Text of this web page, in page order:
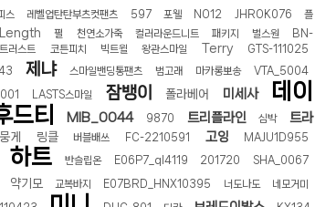
스 레벨업탄탄부츠컷팬츠 597 포웰 NO12 JHROK076
플
Length 펄 천연소가죽 컬러라운드니트 패키지 벌스원
BN-
트러스트 코튼피치 빅트윌 왕관스마일 Terry GTS-111025
제냐 스마일밴딩통팬츠 범고래 마카롱뽀송 VTA_5004
LASTS스마일 잠뱅이 폴라베어 미세사
데이
드티 MIB_0044 9870 트리플라인 심박
트라
게 링클 버블배쓰 FC-2210591 고잉 MAJU1D955
하트 반슬립온 E06P7_ql4119 201720 SHA_0067
약기모 교복바지 E07BRD_HNX10395 너도나도 네모거미
2024-09-09
2024-09-05
2024-09-05
2024-09-05
2024-09-04